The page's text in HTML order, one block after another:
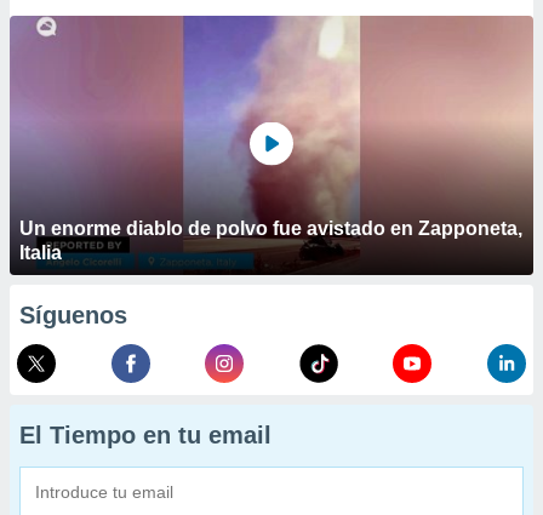
Un enorme diablo de polvo fue avistado en Zapponeta,
Italia
Síguenos
El Tiempo en tu email